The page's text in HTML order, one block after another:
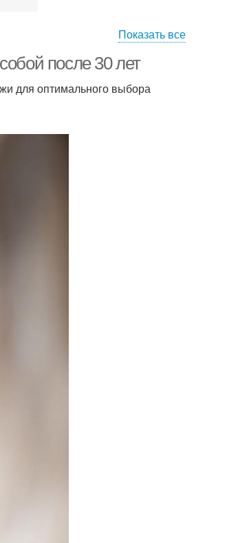
Показать все
после 30 лет
для оптимального выбора